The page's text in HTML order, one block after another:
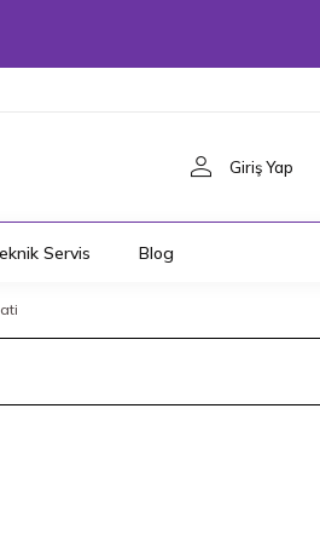
Giriş Yap
Servis Blog